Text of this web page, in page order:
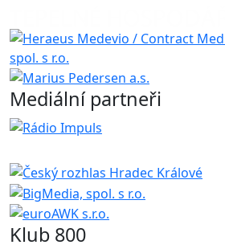
Mediální partneři
Klub 800